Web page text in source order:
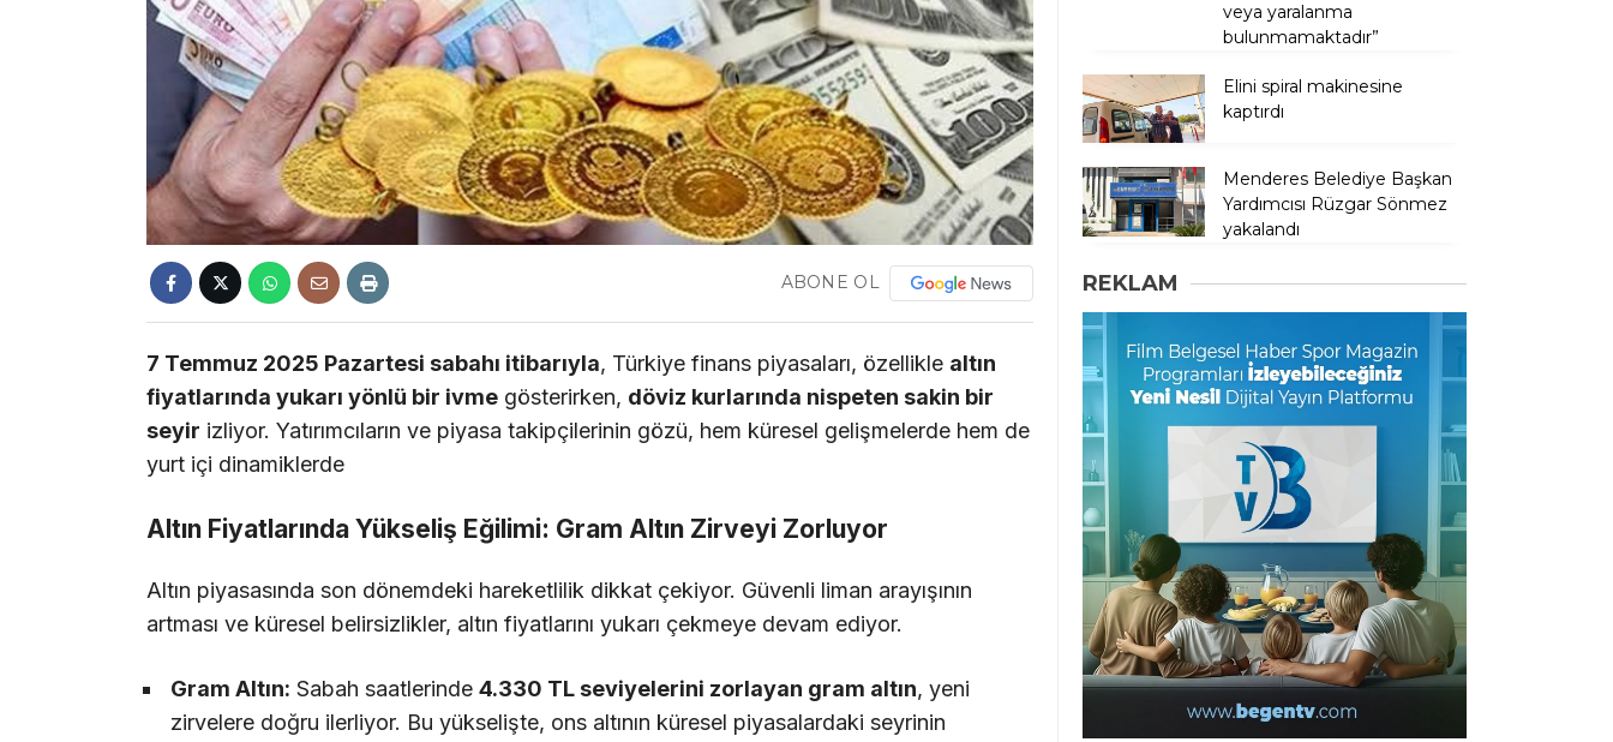
ABONE OL
7 Temmuz 2025 Pazartesi sabahı itibarıyla, Türkiye finans piyasaları, özellikle altın
fiyatlarında yukarı yönlü bir ivme gösterirken, döviz kurlarında nispeten sakin bir
seyir izliyor. Yatırımcıların ve piyasa takipçilerinin gözü, hem küresel gelişmelerde hem de
yurt içi dinamiklerde
Altın Fiyatlarında Yükseliş Eğilimi: Gram Altın Zirveyi Zorluyor
Altın piyasasında son dönemdeki hareketlilik dikkat çekiyor. Güvenli liman arayışının
artması ve küresel belirsizlikler, altın fiyatlarını yukarı çekmeye devam ediyor.
Gram Altın: Sabah saatlerinde 4.330 TL seviyelerini zorlayan gram altın, yeni
zirvelere doğru ilerliyor. Bu yükselişte, ons altının küresel piyasalardaki seyrinin
veya yaralanma
bulunmamaktadır”
Elini spiral makinesine
kaptırdı
Menderes Belediye Başkan
Yardımcısı Rüzgar Sönmez
yakalandı
REKLAM